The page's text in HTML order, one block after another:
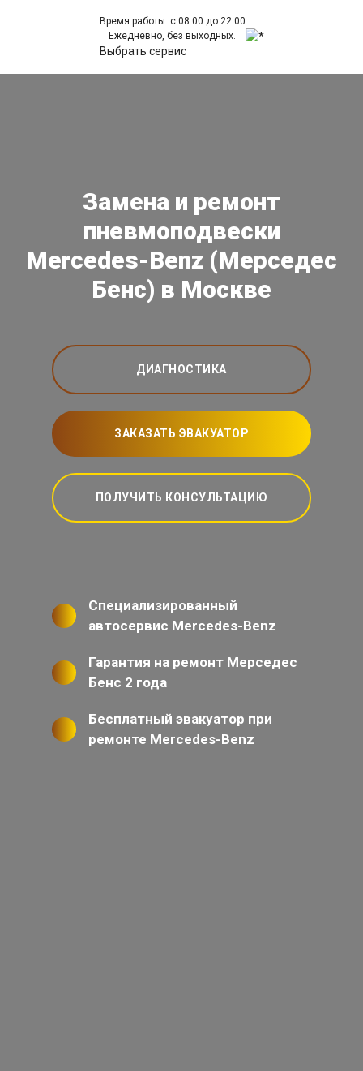
Время работы: с 08:00 до 22:00
Ежедневно, без выходных.
Выбрать сервис
Замена и ремонт
пневмоподвески
Mercedes-Benz (Мерседес
Бенс) в Москве
ДИАГНОСТИКА
ЗАКАЗАТЬ ЭВАКУАТОР
ПОЛУЧИТЬ КОНСУЛЬТАЦИЮ
Специализированный
автосервис Mercedes-Benz
Гарантия на ремонт Мерседес
Бенс 2 года
Бесплатный эвакуатор при
ремонте Mercedes-Benz